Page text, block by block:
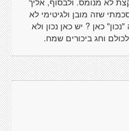
שזה מובן ולגיטימי לא
כאן ? יש כאן נכון ולא
וחג ביכורים שמח.